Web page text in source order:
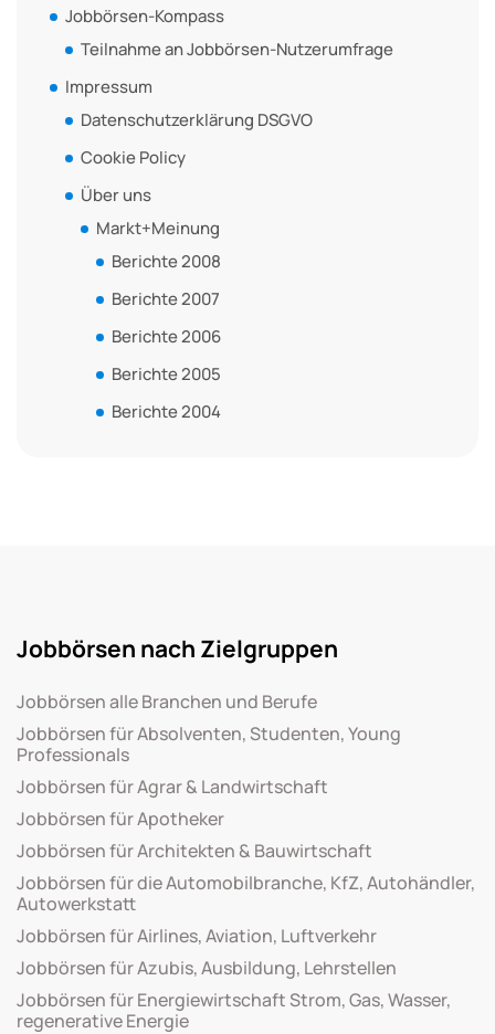
Jobbörsen-Kompass
Teilnahme an Jobbörsen-Nutzerumfrage
Impressum
Datenschutzerklärung DSGVO
Cookie Policy
Über uns
Markt+Meinung
Berichte 2008
Berichte 2007
Berichte 2006
Berichte 2005
Berichte 2004
Jobbörsen nach Zielgruppen
Jobbörsen alle Branchen und Berufe
Jobbörsen für Absolventen, Studenten, Young
Professionals
Jobbörsen für Agrar & Landwirtschaft
Jobbörsen für Apotheker
Jobbörsen für Architekten & Bauwirtschaft
Jobbörsen für die Automobilbranche, KfZ, Autohändler,
Autowerkstatt
Jobbörsen für Airlines, Aviation, Luftverkehr
Jobbörsen für Azubis, Ausbildung, Lehrstellen
Jobbörsen für Energiewirtschaft Strom, Gas, Wasser,
regenerative Energie